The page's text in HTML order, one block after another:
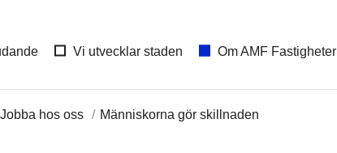
Vi utvecklar staden Om AMF Fastigheter
Jobba hos oss Människorna gör skillnaden